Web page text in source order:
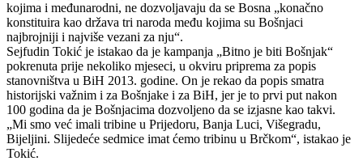
kojima i međunarodni, ne dozvoljavaju da se Bosna „konačno
konstituira kao država tri naroda među kojima su Bošnjaci
najbrojniji i najviše vezani za nju“.
Sejfudin Tokić je istakao da je kampanja „Bitno je biti Bošnjak“
pokrenuta prije nekoliko mjeseci, u okviru priprema za popis
stanovništva u BiH 2013. godine. On je rekao da popis smatra
historijski važnim i za Bošnjake i za BiH, jer je to prvi put nakon
100 godina da je Bošnjacima dozvoljeno da se izjasne kao takvi.
„Mi smo već imali tribine u Prijedoru, Banja Luci, Višegradu,
Bijeljini. Slijedeće sedmice imat ćemo tribinu u Brčkom“, istakao je
Tokić.